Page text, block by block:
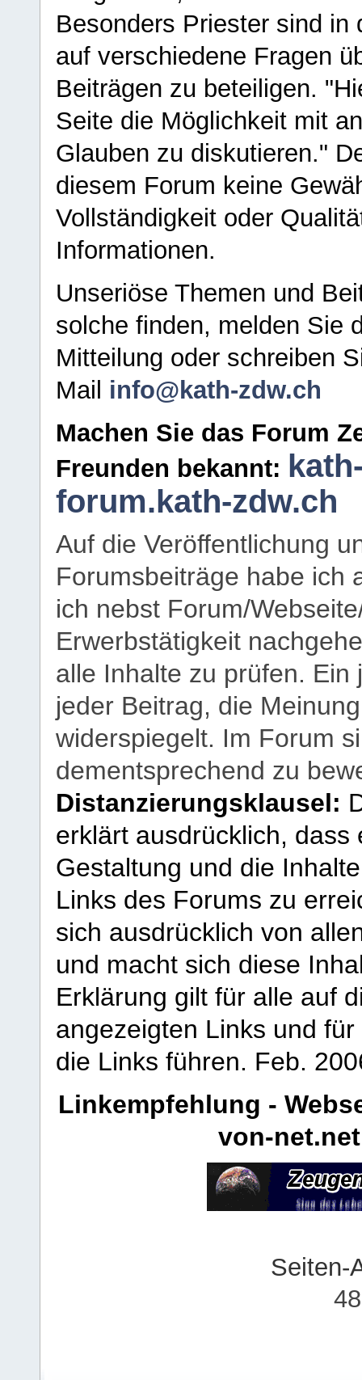
Besonders Priester sind in
auf verschiedene Fragen
Beiträgen zu beteiligen.
Seite die Möglichkeit mit
Glauben zu diskutieren."
diesem Forum keine
Vollständigkeit oder
Informationen.
Unseriöse Themen und
solche finden, melden Sie
Mitteilung oder schreiben
Mail info@kath-zdw.ch
Machen Sie das Forum
Freunden bekannt:
forum.kath-zdw.ch
Auf die Veröffentlichung
Forumsbeiträge habe ich
ich nebst Forum/
Erwerbstätigkeit
alle Inhalte zu prüfen.
jeder Beitrag, die
widerspiegelt. Im Forum
dementsprechend zu
Distanzierungsklausel:
erklärt ausdrücklich,
Gestaltung und die
Links des Forums zu
sich ausdrücklich von
und macht sich diese
Erklärung gilt für alle auf
angezeigten Links und
die Links führen. Feb.
Linkempfehlung -
von-net.net
Seiten-